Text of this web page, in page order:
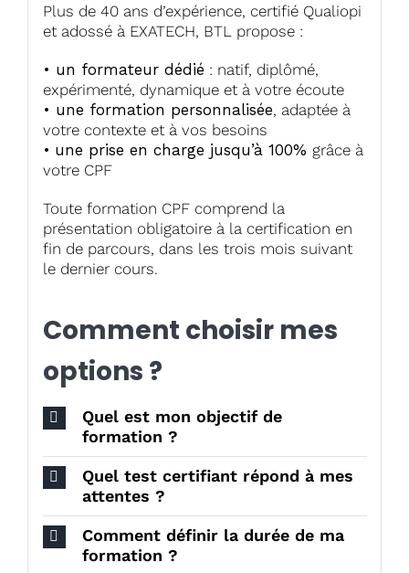
Plus de 40 ans d’expérience, certifié Qualiopi
et adossé à EXATECH, BTL propose :
• un formateur dédié : natif, diplômé,
expérimenté, dynamique et à votre écoute
• une formation personnalisée, adaptée à
votre contexte et à vos besoins
• une prise en charge jusqu’à 100% grâce à
votre CPF
Toute formation CPF comprend la
présentation obligatoire à la certification en
fin de parcours, dans les trois mois suivant
le dernier cours.
Comment choisir mes
options ?
Quel est mon objectif de
formation ?
Quel test certifiant répond à mes
attentes ?
Comment définir la durée de ma
formation ?